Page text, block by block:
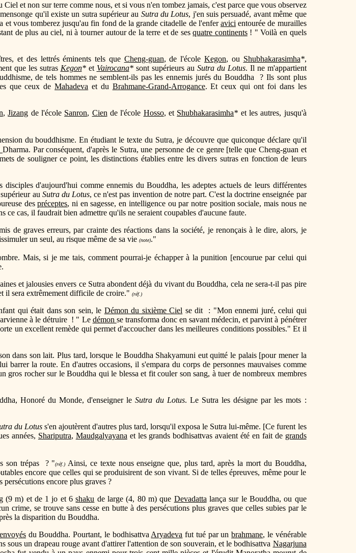
Ciel et non sur terre comme nous, et si vous n'en tombez jamais, c'est parce que vous observez
qu'il existe un sutra supérieur au Sutra du Lotus, j'en suis persuadé, avant même que
et vous tomberez jusqu'au fin fond de la grande citadelle de l'enferavici entourée de murailles
de plus au ciel, ni à tourner autour de la terre et de sesquatre continents! " Voilà en quels
et des lettrés éminents tels que Cheng-guan, de l'école Kegon, ou Shubhakarasimha*,
que les sutras Kegon*et Vairocana*sont supérieurs au Sutra du Lotus. Il ne m'appartient
de tels hommes ne semblent-ils pas les ennemis jurés du Bouddha ? Ils sont plus
que ceux deMahadeva et du Brahmane-Grand-Arrogance. Et ceux qui ont foi dans les
,Jizang de l'école Sanron, Cien de l'école Hosso, et Shubhakarasimha* et les autres, jusqu'à
du bouddhisme. En étudiant le texte du Sutra, je découvre que quiconque déclare qu'il
Dharma. Par conséquent, d'après le Sutra, une personne de ce genre [telle que Cheng-guan et
de souligner ce point, les distinctions établies entre les divers sutras en fonction de leurs
d'aujourd'hui comme ennemis du Bouddha, les adeptes actuels de leurs différentes
au Sutra du Lotus, ce n'est pas invention de notre part. C'est la doctrine enseignée par
despréceptes, ni en sagesse, en intelligence ou par notre position sociale, mais nous ne
ce cas, il faudrait bien admettre qu'ils ne seraient coupables d'aucune faute.
de graves erreurs, par crainte des réactions dans la société, je renonçais à le dire, alors, je
un seul, au risque même de sa vie (note)."
Mais, si je me tais, comment pourrai-je échapper à la punition [encourue par celui qui
et jalousies envers ce Sutra abondent déjà du vivant du Bouddha, cela ne sera-t-il pas pire
il sera extrêmement difficile de croire." (réf.)
qui était dans son sein, le Démon du sixième Ciel se dit : "Mon ennemi juré, celui qui
à le détruire ! " Le démon se transforma donc en savant médecin, et parvint à pénétrer
un excellent remède qui permet d'accoucher dans les meilleures conditions possibles." Et il
dans son lait. Plus tard, lorsque le Bouddha Shakyamuni eut quitté le palais [pour mener la
la route. En d'autres occasions, il s'empara du corps de personnes mauvaises comme
gros rocher sur le Bouddha qui le blessa et fit couler son sang, à tuer de nombreux membres
Honoré du Monde, d'enseigner leSutra du Lotus. Le Sutra les désigne par les mots :
du Lotuss'en ajoutèrent d'autres plus tard, lorsqu'il exposa le Sutra lui-même. [Ce furent les
années, Shariputra, Maudgalyayana et les grands bodhisattvas avaient été en fait de grands
son trépas ? "(réf.) Ainsi, ce texte nous enseigne que, plus tard, après la mort du Bouddha,
encore que celles qui se produisirent de son vivant. Si de telles épreuves, même pour le
encore plus graves ?
(9 m) et de 1 jo et 6shaku de large (4, 80 m) que Devadatta lança sur le Bouddha, ou que
crime, se trouve sans cesse en butte à des persécutions plus graves que celles subies par le
la disparition du Bouddha.
envoyésdu Bouddha. Pourtant, le bodhisattva Aryadeva fut tué par unbrahmane, le vénérable
sous un drapeau rouge avant d'attirer l'attention de son souverain, et le bodhisattva Nagarjuna